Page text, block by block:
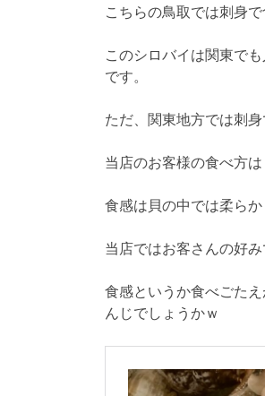
こちらの鳥取では刺身
このシロバイは関東で
です。
ただ、関東地方では刺
当店のお客様の食べ方は
食感は貝の中では柔ら
当店ではお客さんの好
食感というか食べごた
んじでしょうかｗ